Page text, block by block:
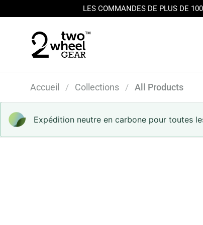
Skip to content
LES COMMANDES DE PLUS DE
Accueil / Collections / All Products
Expédition neutre en carbone pour toutes